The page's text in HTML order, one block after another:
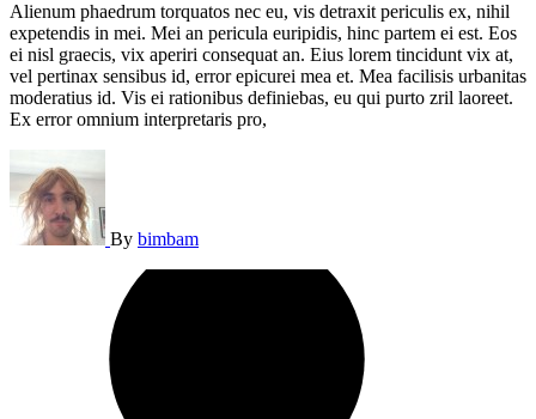
Alienum phaedrum torquatos nec eu, vis detraxit periculis ex, nihil
expetendis in mei. Mei an pericula euripidis, hinc partem ei est. Eos
ei nisl graecis, vix aperiri consequat an. Eius lorem tincidunt vix at,
vel pertinax sensibus id, error epicurei mea et. Mea facilisis urbanitas
moderatius id. Vis ei rationibus definiebas, eu qui purto zril laoreet.
Ex error omnium interpretaris pro,
By bimbam